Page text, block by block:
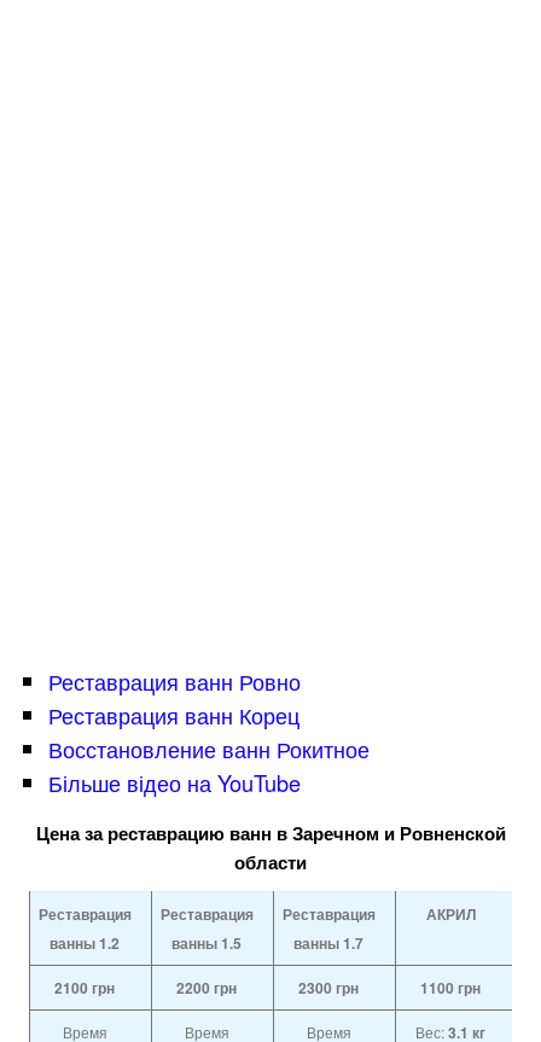
Реставрация ванн Ровно
Реставрация ванн Корец
Восстановление ванн Рокитное
Більше відео на YouTube
Цена за реставрацию ванн в Заречном и Ровненской
области
Реставрация
ванны 1.2
Реставрация
ванны 1.5
Реставрация
ванны 1.7
АКРИЛ
2100 грн 2200 грн 2300 грн 1100 грн
Время Время Время Вес:3.1 кг